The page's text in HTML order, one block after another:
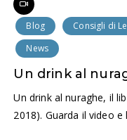
Blog Consigli di
News
Un drink al
Un drink al nuraghe, il
2018). Guarda il video e